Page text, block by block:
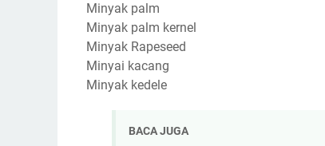
Minyak palm
Minyak palm kernel
Minyak Rapeseed
Minyai kacang
Minyak kedele
BACA JUGA